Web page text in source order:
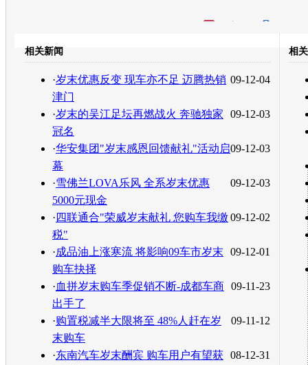
转发至：
相关新闻
09-12-04
·岁末优惠反变 现车亦不足 迈腾热销
津门
09-12-03
·岁末的吴江足坛再燃战火 奔驰独家
冠名
09-12-03
·华安集团"岁末感恩回馈献礼"活动启
幕
09-12-03
·雪佛兰LOVA乐风 全系岁末优惠
5000元现金
09-12-02
· 四联通合"荣威岁末献礼 您购车我缴
税"
09-12-01
·成品油上涨寒流 将影响09车市岁末
购车抉择
09-11-23
·血拼岁末购车季促销不断-成都车商
出手了
09-11-12
·购置税减半大限将至 48%人赶在岁
末购车
08-12-31
·东南汽车岁末酬宾 购车用户有望获
相